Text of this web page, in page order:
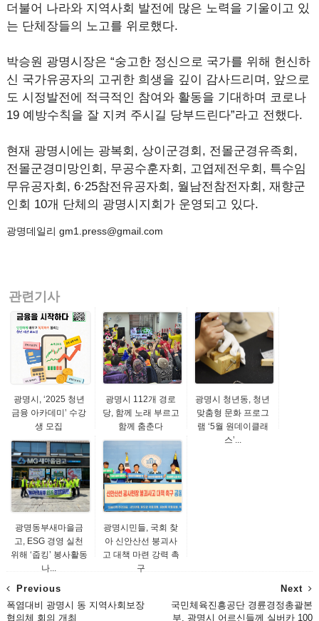
더불어 나라와 지역사회 발전에 많은 노력을 기울이고 있
는 단체장들의 노고를 위로했다.
박승원 광명시장은 “숭고한 정신으로 국가를 위해 헌신하
신 국가유공자의 고귀한 희생을 깊이 감사드리며, 앞으로
도 시정발전에 적극적인 참여와 활동을 기대하며 코로나
19 예방수칙을 잘 지켜 주시길 당부드린다”라고 전했다.
현재 광명시에는 광복회, 상이군경회, 전몰군경유족회,
전몰군경미망인회, 무공수훈자회, 고엽제전우회, 특수임
무유공자회, 6·25참전유공자회, 월남전참전자회, 재향군
인회 10개 단체의 광명시지회가 운영되고 있다.
광명데일리 gm1.press@gmail.com
관련기사
광명시, ‘2025 청년
금융 아카데미’ 수강
생 모집
광명시 112개 경로
당, 함께 노래 부르고
함께 춤춘다
광명시 청년동, 청년
맞춤형 문화 프로그
램 ‘5월 원데이클래
스’...
광명동부새마을금
고, ESG 경영 실천
위해 ‘줍킹’ 봉사활동
나...
광명시민들, 국회 찾
아 신안산선 붕괴사
고 대책 마련 강력 촉
구
Next
국민체육진흥공단 경륜경정총괄본
부, 광명시 어르신들께 실버카 100
Previous
폭염대비 광명시 동 지역사회보장
협의체 회의 개최